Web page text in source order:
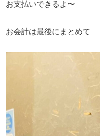
お支払いできるよ〜
お会計は最後にまとめて